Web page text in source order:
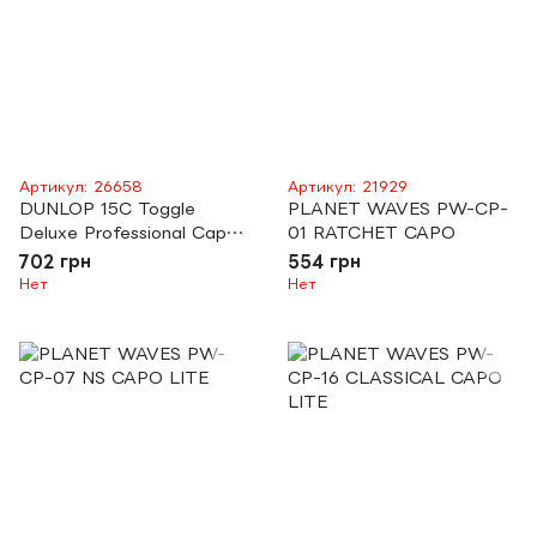
Артикул: 26658
DUNLOP 15C Toggle
Deluxe Professional Capo
Curved
702 грн
Нет
Артикул: 21929
PLANET WAVES PW-CP-
01 RATCHET CAPO
554 грн
Нет